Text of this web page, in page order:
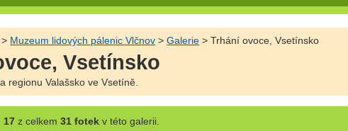
> Muzeum lidových pálenic Vlčnov >Galerie > Trhání ovoce, Vsetínsko
Vsetínsko
regionu Valašsko ve Vsetíně.
17z celkem 31 fotekv této galerii.